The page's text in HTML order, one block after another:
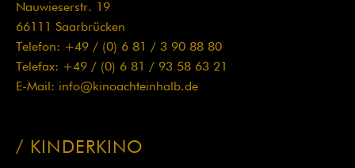
Nauwieserstr. 19
66111 Saarbrücken
Telefon: +49 / (0) 6 81 / 3 90 88 80
Telefax: +49 / (0) 6 81 / 93 58 63 21
E-Mail: info@kinoachteinhalb.de
Navigation
KINDERKINO